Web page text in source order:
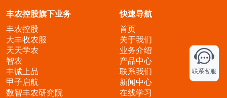
联系客服
丰农控股旗下业务
丰农控股
大丰收农服
天天学农
智农
丰诚上品
甲子启航
数智丰农研究院
快速导航
首页
关于我们
业务介绍
产品中心
联系我们
新闻中心
在线学习